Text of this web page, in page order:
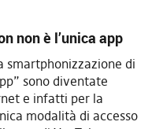
non è l’unica app
smartphonizzazione di
sono diventate
e infatti per la
modalità di accesso